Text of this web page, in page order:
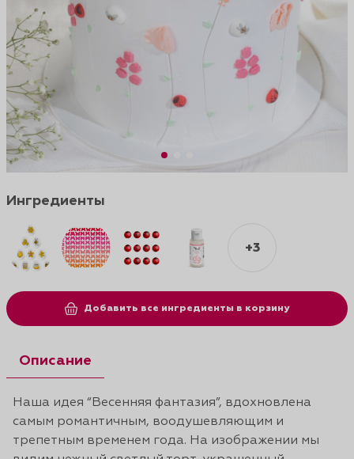
Ингредиенты
+3
Добавить все ингредиенты в корзину
Описание
Наша идея “Весенняя фантазия”, вдохновлена
самым романтичным, воодушевляющим и
трепетным временем года. На изображении мы